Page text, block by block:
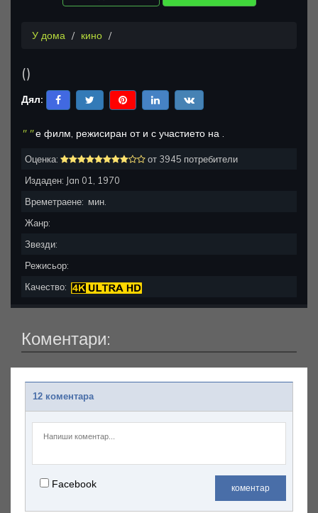
У дома кино
()
Дял:
" "е филм, режисиран от и с участието на .
Оценка:
от 3945 потребители
Издаден: Jan 01, 1970
Времетраене: мин.
Жанр:
Звезди:
Режисьор:
Качество:
Коментари:
12 коментара
Facebook коментар